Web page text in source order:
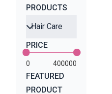
PRODUCTS
PRICE
0 400000
FEATURED
PRODUCT